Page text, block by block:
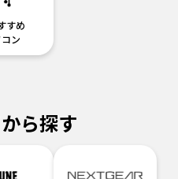
すめ
ン
ら探す